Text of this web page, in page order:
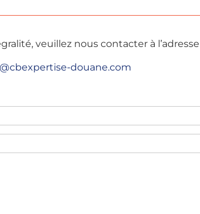
veuillez nous contacter à
douane.com